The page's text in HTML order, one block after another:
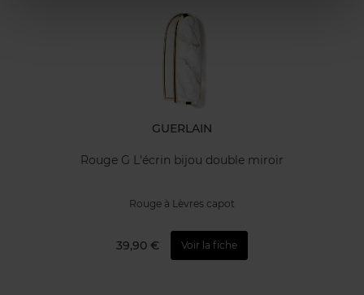
GUERLAIN
Rouge G L'écrin bijou double miroir
Rouge à Lèvres capot
39,90 € Voir la fiche